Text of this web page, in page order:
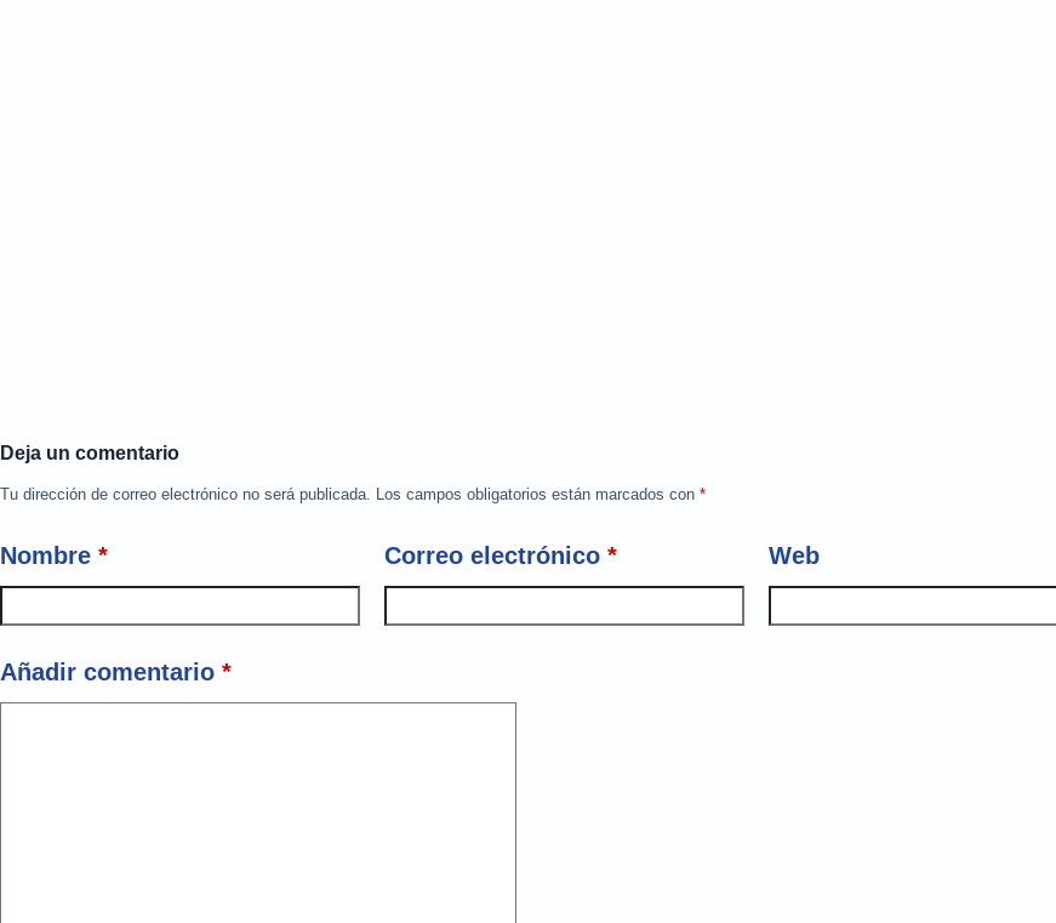
Deja un comentario
Tu dirección de correo electrónico no será publicada. Los campos obligatorios están marcados con *
Nombre * Correo electrónico * Web
Añadir comentario *